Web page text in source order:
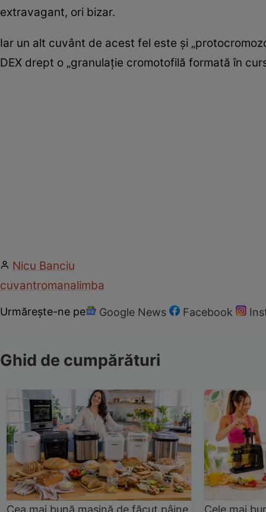
extravagant, ori bizar.
Iar un alt cuvânt de acest fel este și
DEX drept o „granulație cromotofilă formată în
Nicu Banciu
cuvantromanalimba
Urmărește-ne pe Google News Facebook
Ghid de cumpărături
Cea mai bună mașină de făcut pâine Cele mai